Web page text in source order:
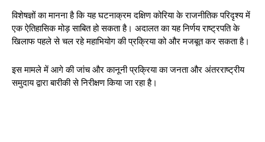
विशेषज्ञों का मानना है कि यह घटनाक्रम दक्षिण कोरिया के राजनीतिक परिदृश्य में
एक ऐतिहासिक मोड़ साबित हो सकता है। अदालत का यह निर्णय राष्ट्रपति के
खिलाफ पहले से चल रहे महाभियोग की प्रक्रिया को और मजबूत कर सकता है।
इस मामले में आगे की जांच और कानूनी प्रक्रिया का जनता और अंतरराष्ट्रीय
समुदाय द्वारा बारीकी से निरीक्षण किया जा रहा है।